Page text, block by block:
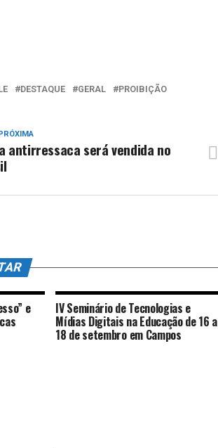
DESTAQUE GERAL
PROIBIÇÃO
antirressaca será vendida no
e IV Seminário de Tecnologias e
Mídias Digitais na Educação de 16 a
18 de setembro em Campos